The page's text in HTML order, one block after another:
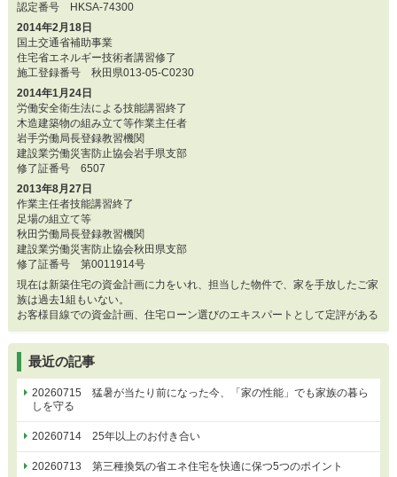
認定番号 HKSA-74300
2014年2月18日
国土交通省補助事業
住宅省エネルギー技術者講習修了
施工登録番号 秋田県013-05-C0230
2014年1月24日
労働安全衛生法による技能講習終了
木造建築物の組み立て等作業主任者
岩手労働局長登録教習機関
建設業労働災害防止協会岩手県支部
修了証番号 6507
2013年8月27日
作業主任者技能講習終了
足場の組立て等
秋田労働局長登録教習機関
建設業労働災害防止協会秋田県支部
修了証番号 第0011914号
現在は新築住宅の資金計画に力をいれ、担当した物件で、家を手放したご家
族は過去1組もいない。
お客様目線での資金計画、住宅ローン選びのエキスパートとして定評がある
最近の記事
20260715 猛暑が当たり前になった今、「家の性能」でも家族の暮ら
しを守る
20260714 25年以上のお付き合い
20260713 第三種換気の省エネ住宅を快適に保つ5つのポイント